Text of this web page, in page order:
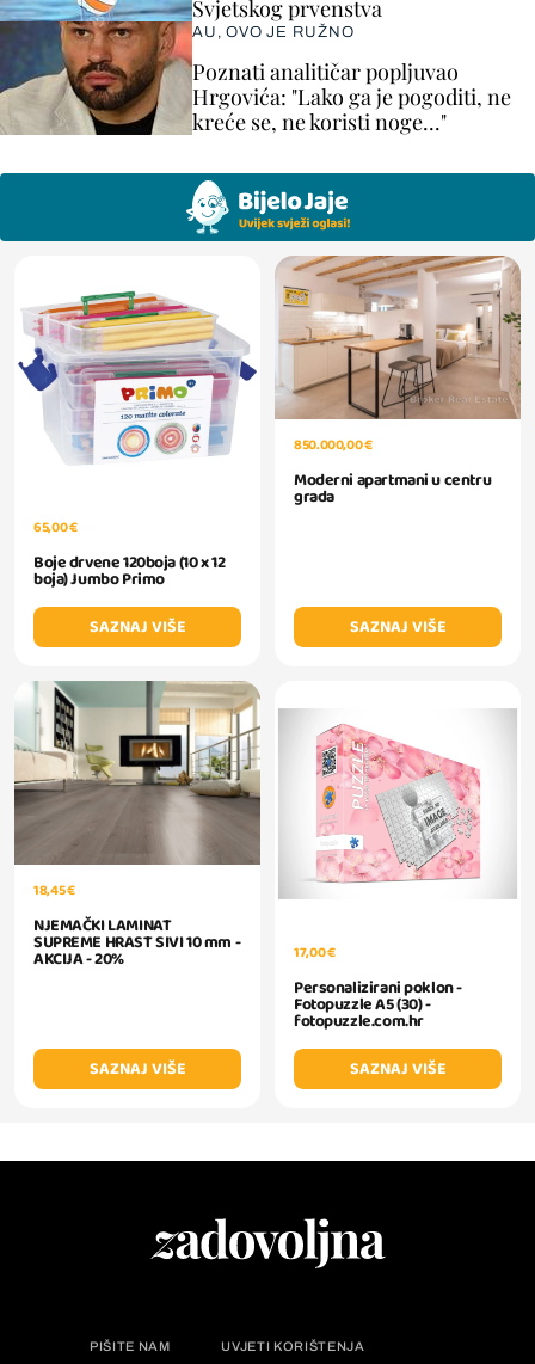
Svjetskog prvenstva
AU, OVO JE RUŽNO
Poznati analitičar popljuvao
Hrgovića: "Lako ga je pogoditi, ne
kreće se, ne koristi noge..."
65,00 €
Boje drvene 120boja (10 x 12
boja) Jumbo Primo
SAZNAJ VIŠE
850.000,00 €
Moderni apartmani u centru
grada
SAZNAJ VIŠE
18,45 €
NJEMAČKI LAMINAT
SUPREME HRAST SIVI 10 mm -
AKCIJA - 20%
SAZNAJ VIŠE
17,00 €
Personalizirani poklon -
Fotopuzzle A5 (30) -
fotopuzzle.com.hr
SAZNAJ VIŠE
PIŠITE NAM UVJETI KORIŠTENJA